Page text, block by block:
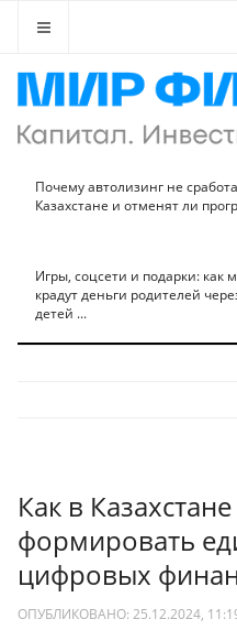
Почему автолизинг не
Казахстане и отменят ли
Игры, соцсети и подарки: как
крадут деньги родителей
детей ...
Как в
формировать
цифровых
ОПУБЛИКОВАНО: 25.12.2024,